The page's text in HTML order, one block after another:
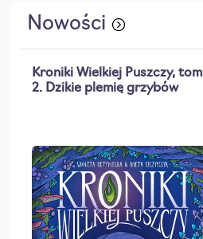
Nowości
Kroniki Wielkiej Puszczy, tom
2. Dzikie plemię grzybów